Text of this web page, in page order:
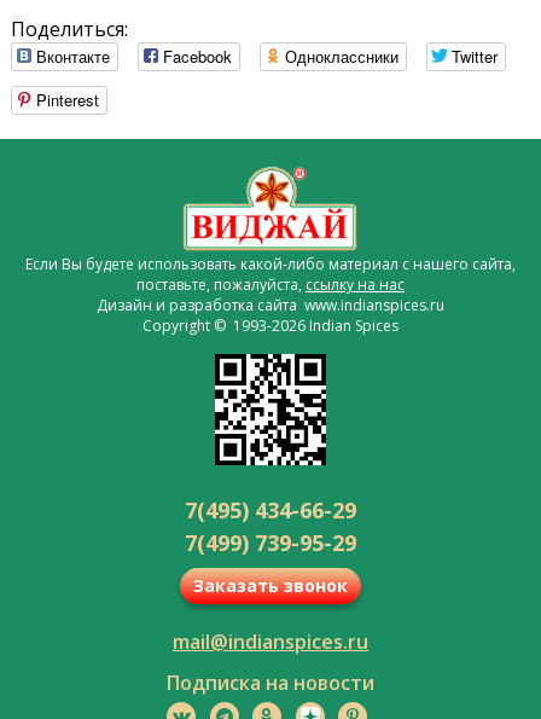
Поделиться:
Вконтакте Facebook Одноклассники
Twitter
Pinterest
Если Вы будете использовать какой-либо материал с нашего сайта,
поставьте, пожалуйста, ссылку на нас
Дизайн и разработка сайта www.indianspices.ru
Copyright © 1993-2026 Indian Spices
7(495) 434-66-29
7(499) 739-95-29
Заказать звонок
mail@indianspices.ru
Подписка на новости